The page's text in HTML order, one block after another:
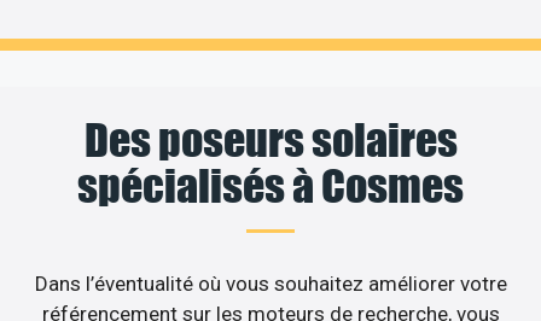
Des poseurs solaires
spécialisés à Cosmes
Dans l’éventualité où vous souhaitez améliorer votre
référencement sur les moteurs de recherche, vous